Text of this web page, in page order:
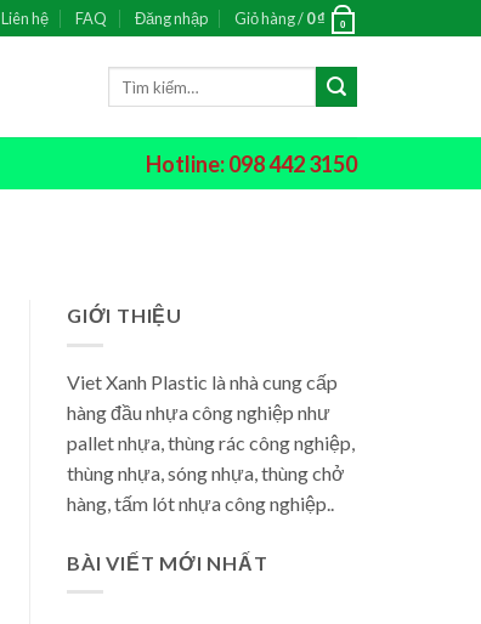
Liên hệ FAQ Đăng nhập Giỏ hàng /0₫ 0
Hotline: 098 442 3150
GIỚI THIỆU
Viet Xanh Plastic là nhà cung cấp
hàng đầu nhựa công nghiệp như
pallet nhựa, thùng rác công nghiệp,
thùng nhựa, sóng nhựa, thùng chở
hàng, tấm lót nhựa công nghiệp..
BÀI VIẾT MỚI NHẤT